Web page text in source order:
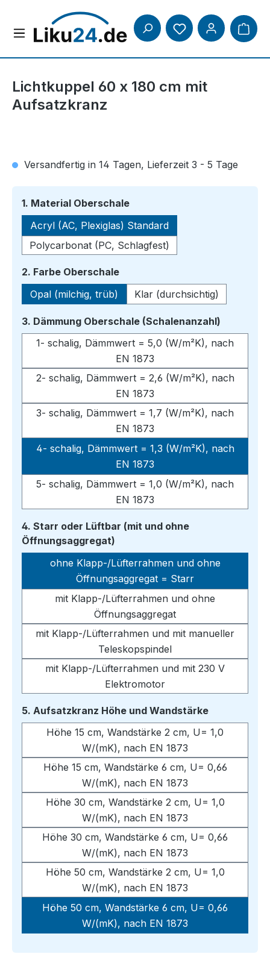
Zum Hauptinhalt springen
Lichtkuppel 60 x 180 cm mit
Aufsatzkranz
Versandfertig in 14 Tagen, Lieferzeit 3 - 5 Tage
1. Material Oberschaleauswählen
Acryl (AC, Plexiglas) Standard
Polycarbonat (PC, Schlagfest)
2. Farbe Oberschaleauswählen
Opal (milchig, trüb)
Klar (durchsichtig)
3. Dämmung Oberschale (Schalenanzahl)
1- schalig, Dämmwert = 5,0 (W/m²K), nach
EN 1873
2- schalig, Dämmwert = 2,6 (W/m²K), nach
EN 1873
3- schalig, Dämmwert = 1,7 (W/m²K), nach
EN 1873
4- schalig, Dämmwert = 1,3 (W/m²K), nach
EN 1873
5- schalig, Dämmwert = 1,0 (W/m²K), nach
EN 1873
4. Starr oder Lüftbar (mit und ohne
Öffnungsaggregat)
ohne Klapp-/Lüfterrahmen und ohne
Öffnungsaggregat = Starr
mit Klapp-/Lüfterrahmen und ohne
Öffnungsaggregat
mit Klapp-/Lüfterrahmen und mit manueller
Teleskopspindel
mit Klapp-/Lüfterrahmen und mit 230 V
Elektromotor
5. Aufsatzkranz Höhe und Wandstärkeauswählen
Höhe 15 cm, Wandstärke 2 cm, U= 1,0
W/(mK), nach EN 1873
Höhe 15 cm, Wandstärke 6 cm, U= 0,66
W/(mK), nach EN 1873
Höhe 30 cm, Wandstärke 2 cm, U= 1,0
W/(mK), nach EN 1873
Höhe 30 cm, Wandstärke 6 cm, U= 0,66
W/(mK), nach EN 1873
Höhe 50 cm, Wandstärke 2 cm, U= 1,0
W/(mK), nach EN 1873
Höhe 50 cm, Wandstärke 6 cm, U= 0,66
W/(mK), nach EN 1873